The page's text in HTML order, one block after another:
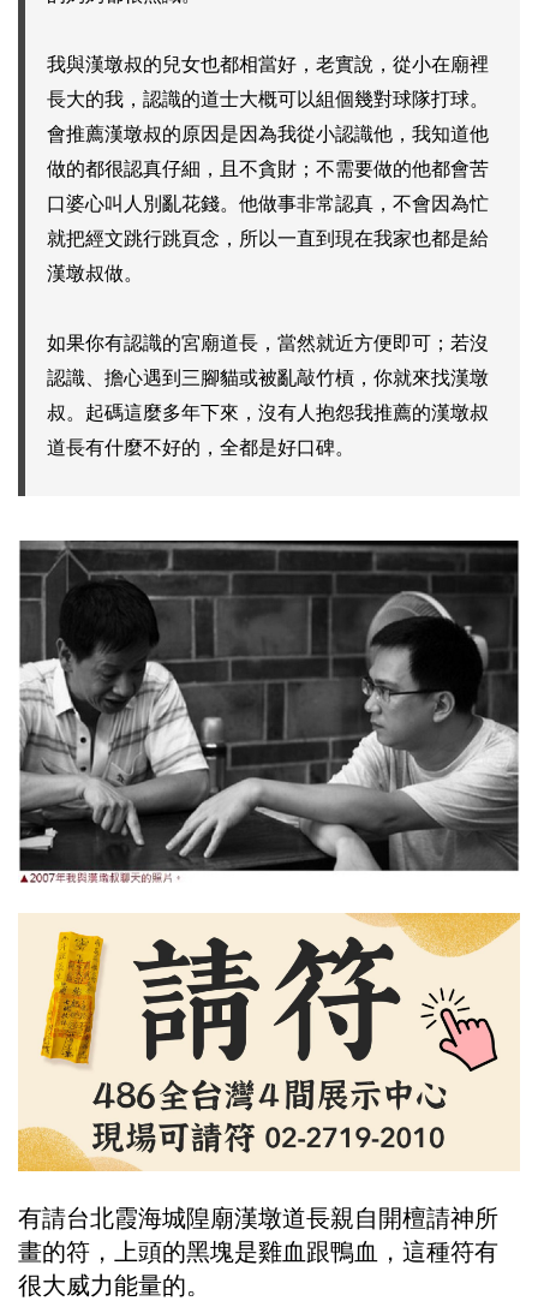
我與漢墩叔的兒女也都相當好，老實說，從小在廟裡
長大的我，認識的道士大概可以組個幾對球隊打球。
會推薦漢墩叔的原因是因為我從小認識他，我知道他
做的都很認真仔細，且不貪財；不需要做的他都會苦
口婆心叫人別亂花錢。他做事非常認真，不會因為忙
就把經文跳行跳頁念，所以一直到現在我家也都是給
漢墩叔做。
如果你有認識的宮廟道長，當然就近方便即可；若沒
認識、擔心遇到三腳貓或被亂敲竹槓，你就來找漢墩
叔。起碼這麼多年下來，沒有人抱怨我推薦的漢墩叔
道長有什麼不好的，全都是好口碑。
有請台北霞海城隍廟漢墩道長親自開檀請神所
畫的符，上頭的黑塊是雞血跟鴨血，這種符有
很大威力能量的。